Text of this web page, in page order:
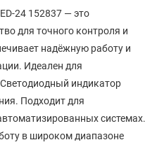
24 152837 — это
для точного контроля и
надёжную работу и
Идеален для
индикатор
Подходит для
системах.
в широком диапазоне